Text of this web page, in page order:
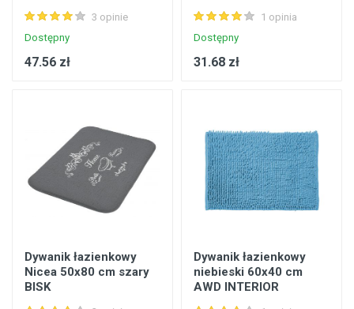
3 opinie
Dostępny
47.56 zł
1 opinia
Dostępny
31.68 zł
Dywanik łazienkowy
Nicea 50x80 cm szary
BISK
Dywanik łazienkowy
niebieski 60x40 cm
AWD INTERIOR